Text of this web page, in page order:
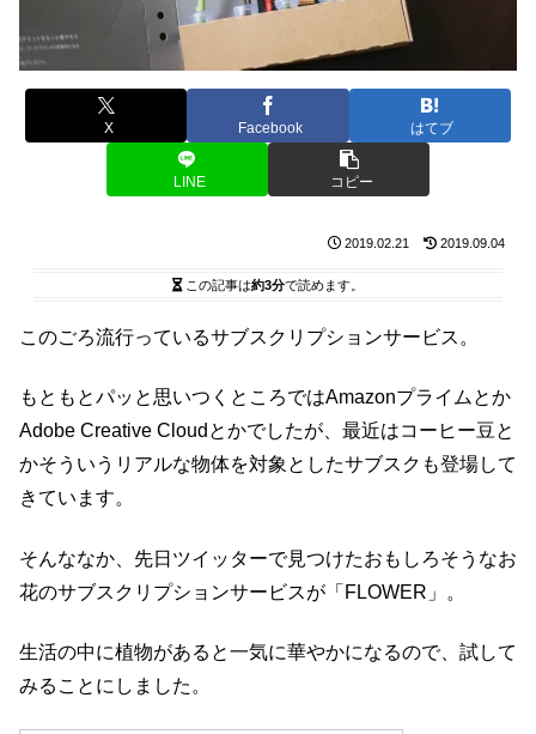
X Facebook はてブ
LINE コピー
2019.02.21 2019.09.04
この記事は約3分で読めます。
このごろ流行っているサブスクリプションサービス。
もともとパッと思いつくところではAmazonプライムとか
Adobe Creative Cloudとかでしたが、最近はコーヒー豆と
かそういうリアルな物体を対象としたサブスクも登場して
きています。
そんななか、先日ツイッターで見つけたおもしろそうなお
花のサブスクリプションサービスが「FLOWER」。
生活の中に植物があると一気に華やかになるので、試して
みることにしました。